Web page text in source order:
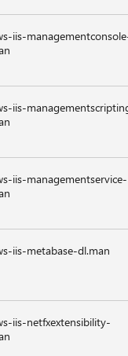
iis-
iis-
iis-managementservice-
iis-metabase-dl.man
iis-netfxextensibility-